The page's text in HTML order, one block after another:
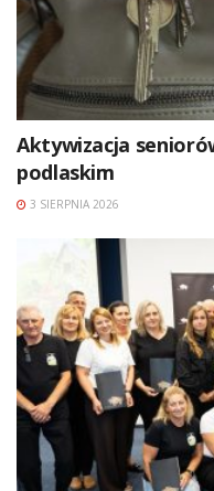
Aktywizacja
podlaskim
3 SIERPNIA 2026